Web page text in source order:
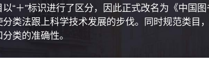
“＋”标识进行了区分，因此正式改名为《中国
类法跟上科学技术发展的步伐。同时规范类目
类的准确性。